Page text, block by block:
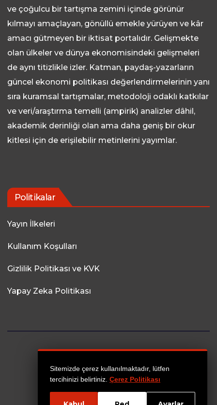
Sitemizde çerez kullanılmaktadır, lütfen
tercihinizi belirtiniz. Çerez Politikası
ve çoğulcu bir tartışma zemini içinde görünür
kılmayı amaçlayan, gönüllü emekle yürüyen ve kâr
amacı gütmeyen bir iktisat portalıdır. Gelişmekte
olan ülkeler ve dünya ekonomisindeki gelişmeleri
de aynı titizlikle izler. Katman, paydaş-yazarların
güncel ekonomi politikası değerlendirmelerinin yanı
sıra kuramsal tartışmalar, metodoloji odaklı katkılar
ve veri/araştırma temelli (ampirik) analizler dâhil,
akademik derinliği olan ama daha geniş bir okur
kitlesi için de erişilebilir metinlerini yayımlar.
Politikalar
Yayın İlkeleri
Kullanım Koşulları
Gizlilik Politikası ve KVK
Yapay Zeka Politikası